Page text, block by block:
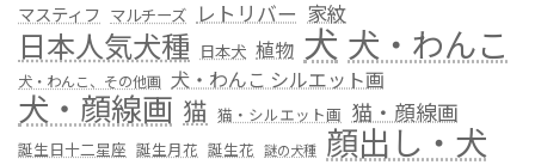
マスティフ マルチーズ レトリバー 家紋
日本人気犬種 日本犬 植物 犬 犬・わんこ
犬・わんこ、その他画 犬・わんこ シルエット画
犬・顔線画 猫 猫・シルエット画 猫・顔線画
誕生日十二星座 誕生月花 誕生花 謎の犬種 顔出し・犬